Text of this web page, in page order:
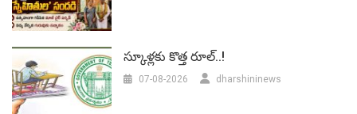
స్కూళ్లకు కొత్త రూల్..!
07-08-2026 dharshininews